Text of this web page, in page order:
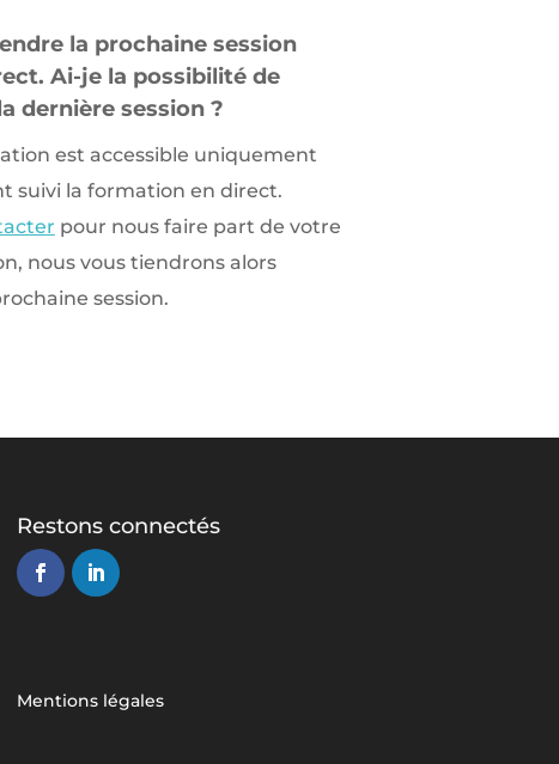
la prochaine session
Ai-je la possibilité de
dernière session ?
est accessible uniquement
suivi la formation en direct.
pour nous faire part de votre
nous vous tiendrons alors
session.
Restons connectés
Mentions légales